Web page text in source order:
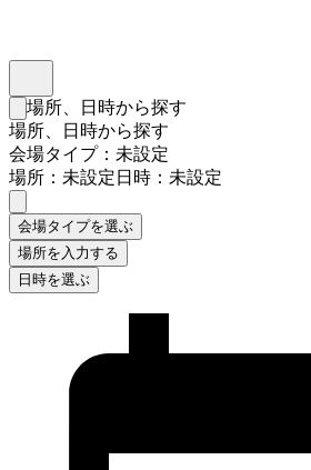
検索フォームを閉じる
場所、日時から探す
場所、日時から探す
会場タイプ：未設定
場所：未設定日時：未設定
会場タイプを選ぶ
場所を入力する
日時を選ぶ